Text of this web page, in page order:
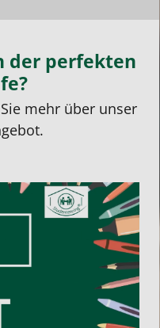
der perfekten
mehr über unser